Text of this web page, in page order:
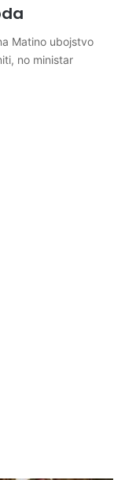
Matino ubojstvo
no ministar